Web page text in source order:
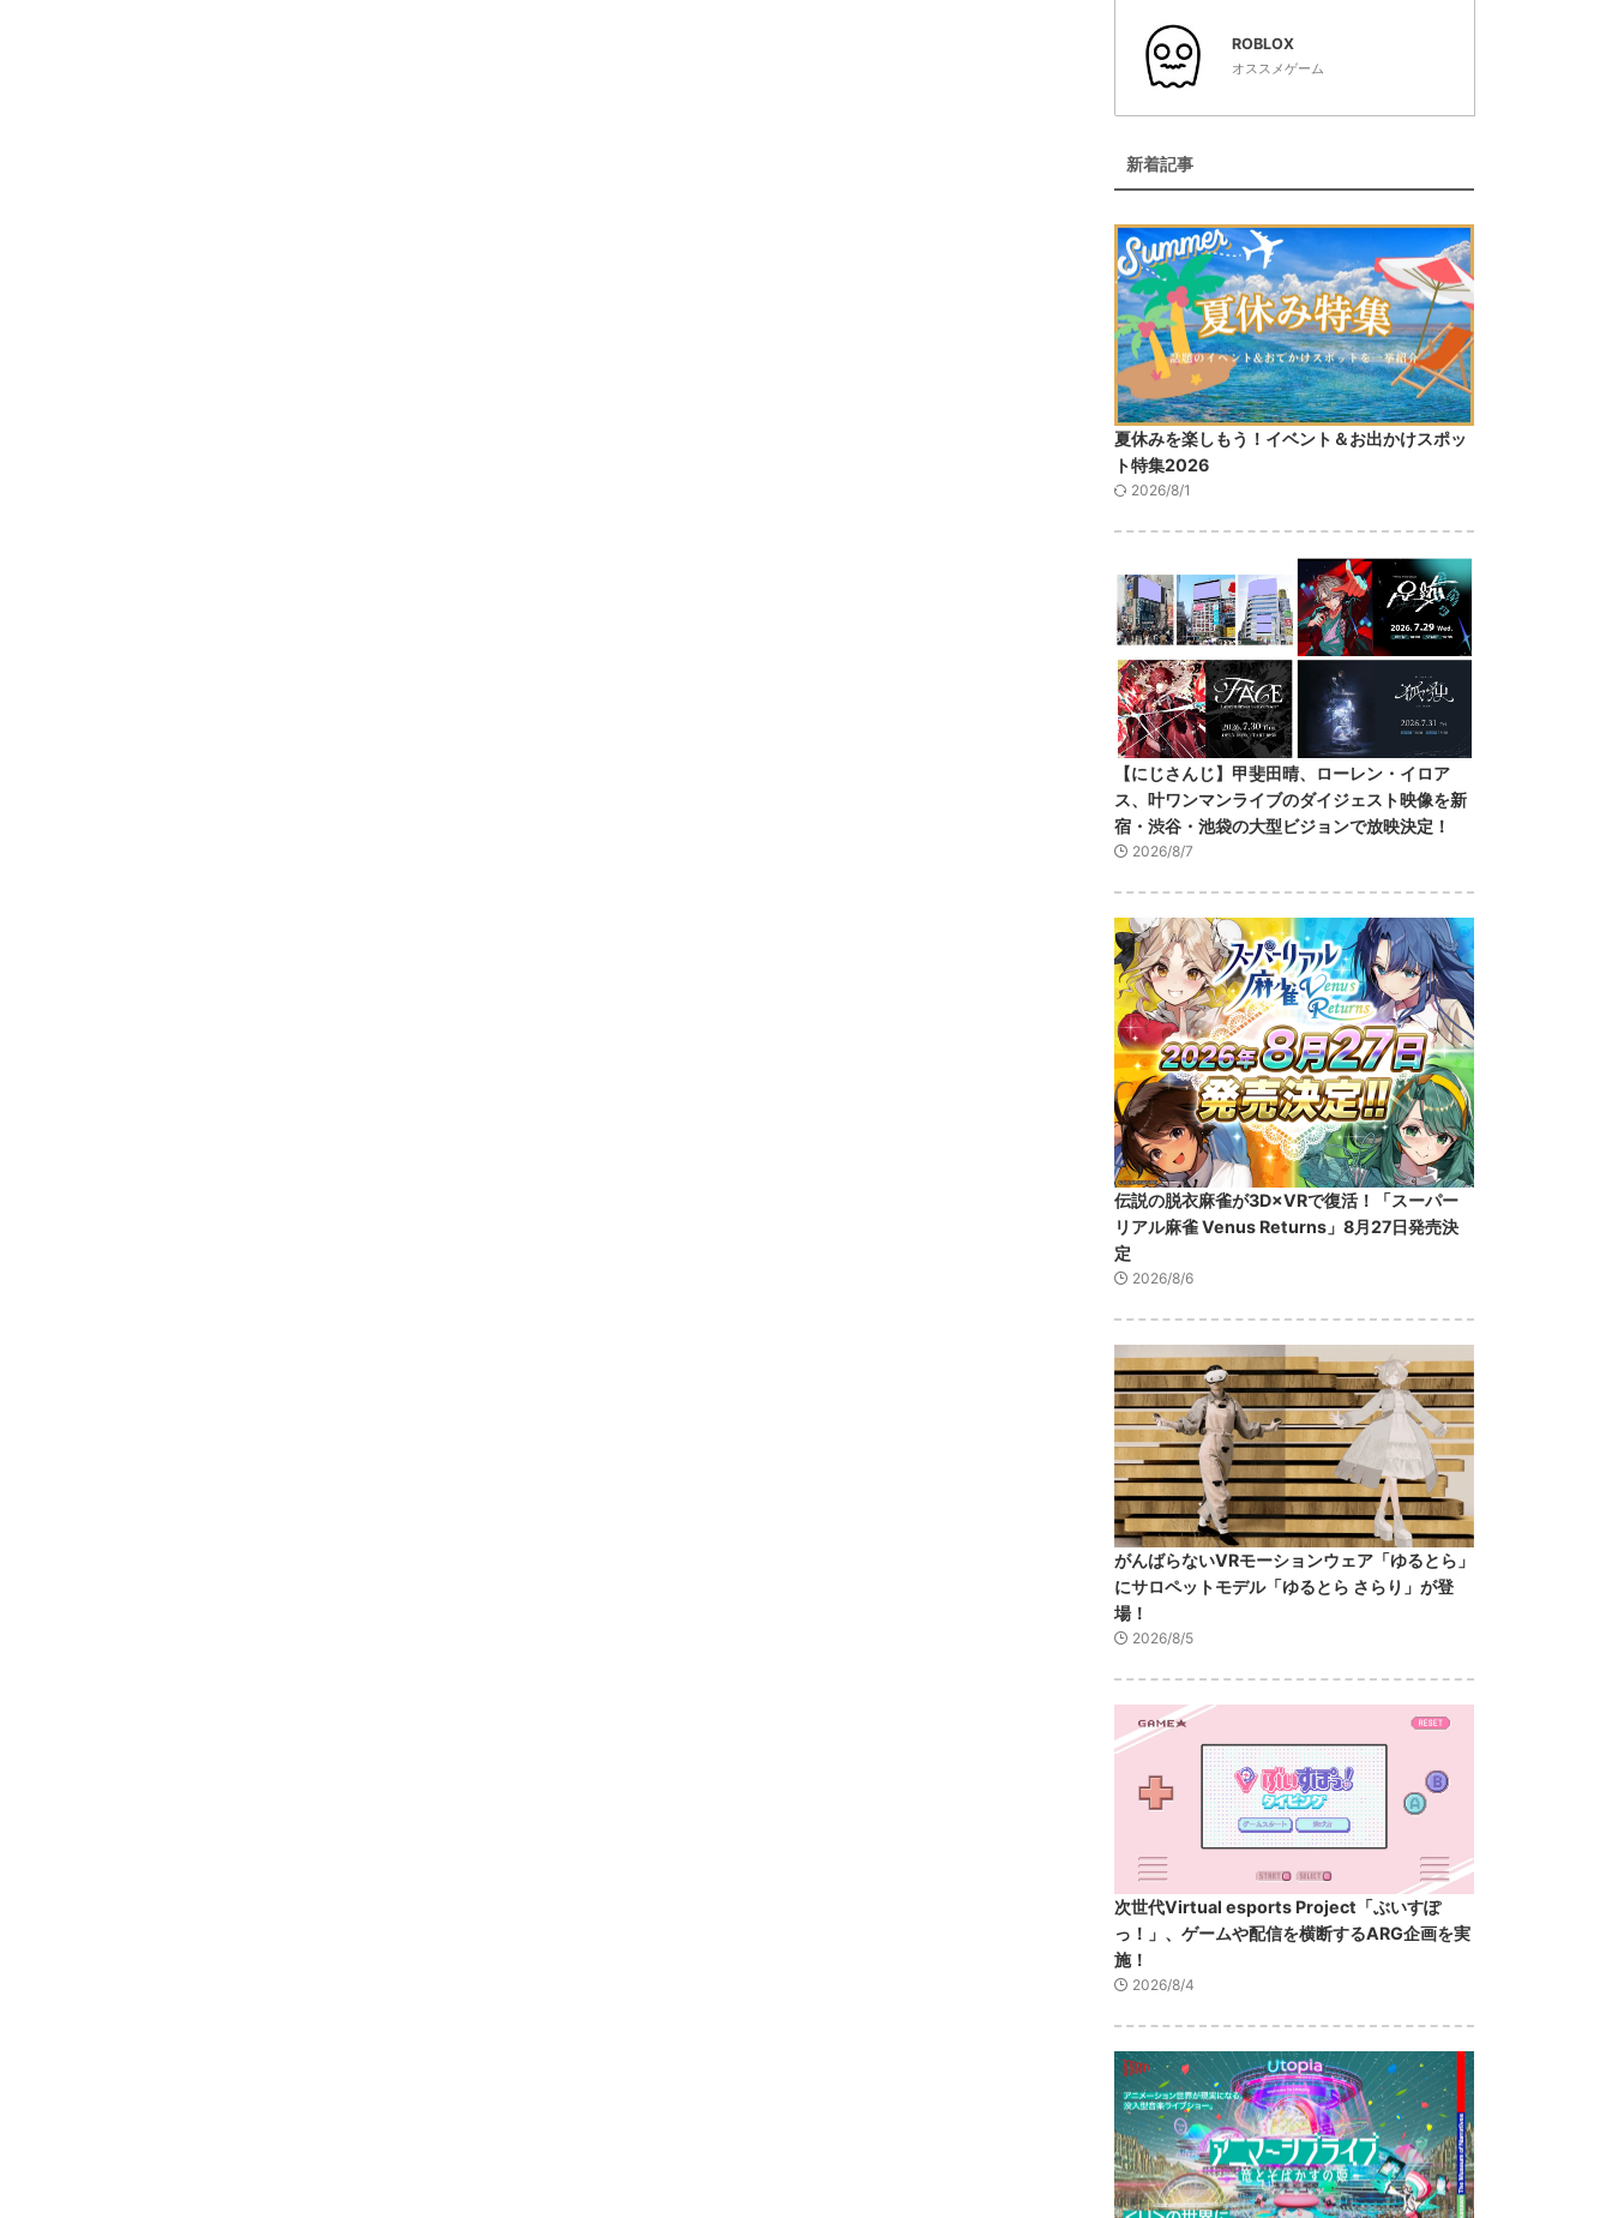
ROBLOX
オススメゲーム
新着記事
夏休みを楽しもう！イベント＆お出かけスポッ
ト特集2026
2026/8/1
【にじさんじ】甲斐田晴、ローレン・イロア
ス、叶ワンマンライブのダイジェスト映像を新
宿・渋谷・池袋の大型ビジョンで放映決定！
2026/8/7
伝説の脱衣麻雀が3D×VRで復活！「スーパー
リアル麻雀 Venus Returns」8月27日発売決
定
2026/8/6
がんばらないVRモーションウェア「ゆるとら」
にサロペットモデル「ゆるとら さらり」が登
場！
2026/8/5
次世代Virtual esports Project「ぶいすぽ
っ！」、ゲームや配信を横断するARG企画を実
施！
2026/8/4